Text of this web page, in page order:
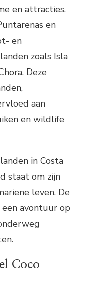
en attracties.
en
en
zoals Isla
Deze
aan
en wildlife
in Costa
staat om zijn
leven. De
avontuur op
Coco